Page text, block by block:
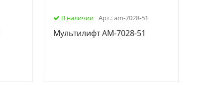
В наличии Арт.: am-7028-51
Мультилифт АМ-7028-51